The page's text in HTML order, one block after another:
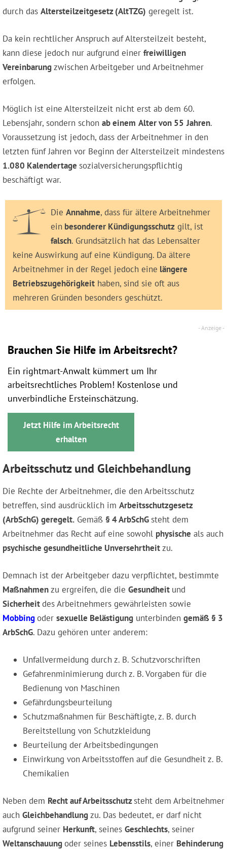
durch das Altersteilzeitgesetz (AltTZG) geregelt ist.
Da kein rechtlicher Anspruch auf Altersteilzeit besteht,
kann diese jedoch nur aufgrund einer freiwilligen
Vereinbarungzwischen Arbeitgeber und Arbeitnehmer
erfolgen.
Möglich ist eine Altersteilzeit nicht erst ab dem 60.
Lebensjahr, sondern schon ab einem Alter von 55 Jahren.
Voraussetzung ist jedoch, dass der Arbeitnehmer in den
letzten fünf Jahren vor Beginn der Altersteilzeit mindestens
1.080 Kalendertage sozialversicherungspflichtig
beschäftigt war.
Die Annahme, dass für ältere Arbeitnehmer
ein besonderer Kündigungsschutz gilt, ist
falsch. Grundsätzlich hat das Lebensalter
keine Auswirkung auf eine Kündigung. Da ältere
Arbeitnehmer in der Regel jedoch eine längere
Betriebszugehörigkeit haben, sind sie oft aus
mehreren Gründen besonders geschützt.
Brauchen Sie Hilfe im Arbeitsrecht?
Ein rightmart-Anwalt kümmert um Ihr
arbeitsrechtliches Problem! Kostenlose und
unverbindliche Ersteinschätzung.
Jetzt Hilfe im Arbeitsrecht
erhalten
Arbeitsschutz und Gleichbehandlung
Die Rechte der Arbeitnehmer, die den Arbeitsschutz
betreffen, sind ausdrücklich im Arbeitsschutzgesetz
(ArbSchG) geregelt. Gemäß § 4 ArbSchGsteht dem
Arbeitnehmer das Recht auf eine sowohl physische als auch
psychische gesundheitliche Unversehrtheitzu.
Demnach ist der Arbeitgeber dazu verpflichtet, bestimmte
Maßnahmenzu ergreifen, die die Gesundheit und
Sicherheitdes Arbeitnehmers gewährleisten sowie
Mobbingoder sexuelle Belästigung unterbinden gemäß § 3
ArbSchG. Dazu gehören unter anderem:
Unfallvermeidung durch z. B. Schutzvorschriften
Gefahrenminimierung durch z. B. Vorgaben für die
Bedienung von Maschinen
Gefährdungsbeurteilung
Schutzmaßnahmen für Beschäftigte, z. B. durch
Bereitstellung von Schutzkleidung
Beurteilung der Arbeitsbedingungen
Einwirkung von Arbeitsstoffen auf die Gesundheit z. B.
Chemikalien
Neben dem Recht auf Arbeitsschutzsteht dem Arbeitnehmer
auch Gleichbehandlungzu. Das bedeutet, er darf nicht
aufgrund seiner Herkunft, seines Geschlechts, seiner
Weltanschauungoder seines Lebensstils, einer Behinderung